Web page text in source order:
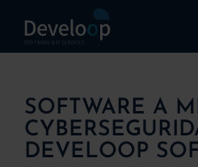
SOFTWARE A
DEVELOOP